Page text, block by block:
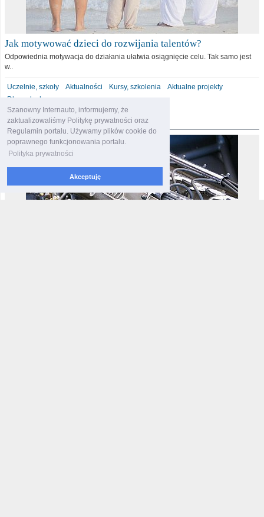
Szanowny Internauto, informujemy, że
zaktualizowaliśmy Politykę prywatności oraz
Regulamin portalu. Używamy plików cookie do
poprawnego funkcjonowania portalu.
Polityka prywatności
Akceptuję
Jak motywować dzieci do rozwijania talentów?
Odpowiednia motywacja do działania ułatwia osiągnięcie celu. Tak samo jest
w..
Uczelnie, szkoły Aktualności Kursy, szkolenia
Aktualne projekty
Dla malucha
motoryzacja